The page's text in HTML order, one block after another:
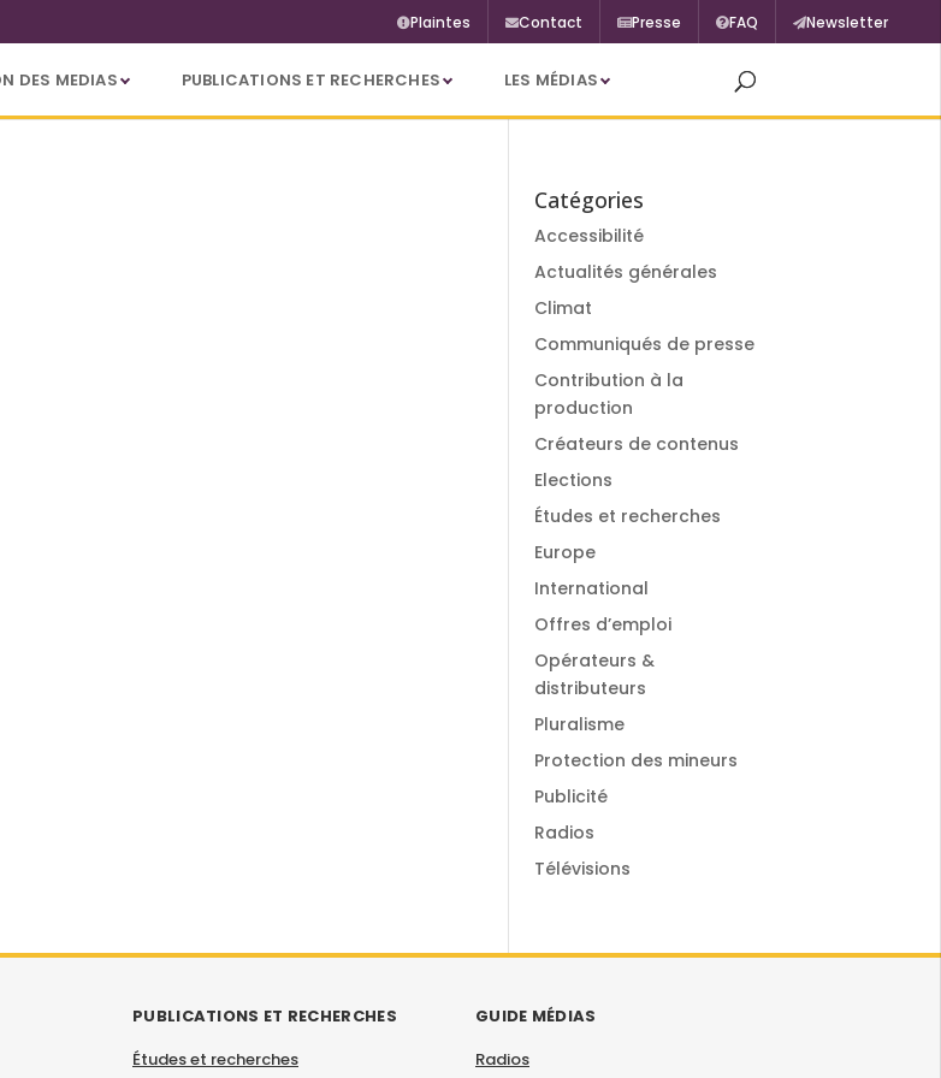
Plaintes Contact Presse FAQ Newsletter
DES MEDIAS PUBLICATIONS ET RECHERCHES LES MÉDIAS
Catégories
Accessibilité
Actualités générales
Climat
Communiqués de presse
Contribution à la
production
Créateurs de contenus
Elections
Études et recherches
Europe
International
Offres d’emploi
Opérateurs &
distributeurs
Pluralisme
Protection des mineurs
Publicité
Radios
Télévisions
PUBLICATIONS ET RECHERCHES
Études et recherches
GUIDE MÉDIAS
Radios